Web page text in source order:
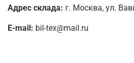
Адрес склада: г. Москва, ул.
E-mail: bil-tex@mail.ru